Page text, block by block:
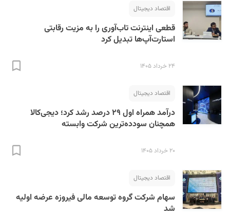
اقتصاد دیجیتال
قطعی اینترنت تاب‌آوری را به مزیت رقابتی
استارت‌آپ‌ها تبدیل کرد
۲۴ خرداد ۱۴۰۵
اقتصاد دیجیتال
درآمد همراه اول ۲۹ درصد رشد کرد؛ دیجی‌کالا
همچنان سودده‌ترین شرکت وابسته
۲۰ خرداد ۱۴۰۵
اقتصاد دیجیتال
سهام شرکت گروه توسعه مالی فیروزه عرضه اولیه
شد